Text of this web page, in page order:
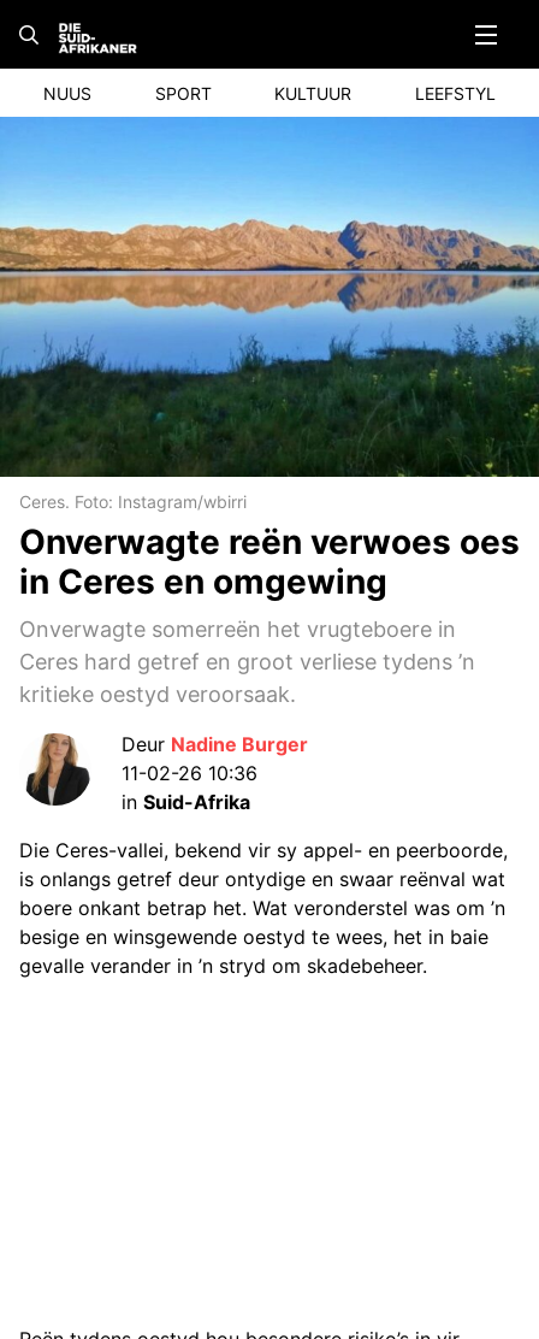
content
NUUS SPORT KULTUUR LEEFSTYL
Ceres. Foto: Instagram/wbirri
Onverwagte reën verwoes oes
in Ceres en omgewing
Onverwagte somerreën het vrugteboere in
Ceres hard getref en groot verliese tydens ’n
kritieke oestyd veroorsaak.
Deur Nadine Burger
11-02-26 10:36
in Suid-Afrika
Die Ceres-vallei, bekend vir sy appel- en peerboorde,
is onlangs getref deur ontydige en swaar reënval wat
boere onkant betrap het. Wat veronderstel was om ’n
besige en winsgewende oestyd te wees, het in baie
gevalle verander in ’n stryd om skadebeheer.